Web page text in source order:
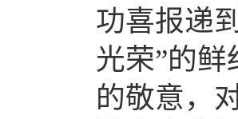
功喜报递
光荣”的
的敬意，